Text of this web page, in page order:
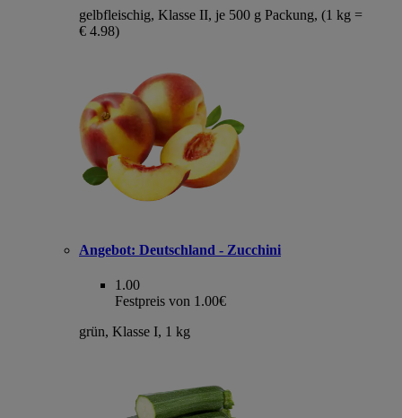
gelbfleischig, Klasse II, je 500 g Packung, (1 kg =
€ 4.98)
Angebot: Deutschland - Zucchini
1.00
Festpreis von 1.00€
grün, Klasse I, 1 kg